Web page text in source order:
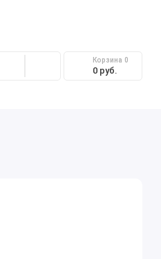
Корзина 0
0 руб.